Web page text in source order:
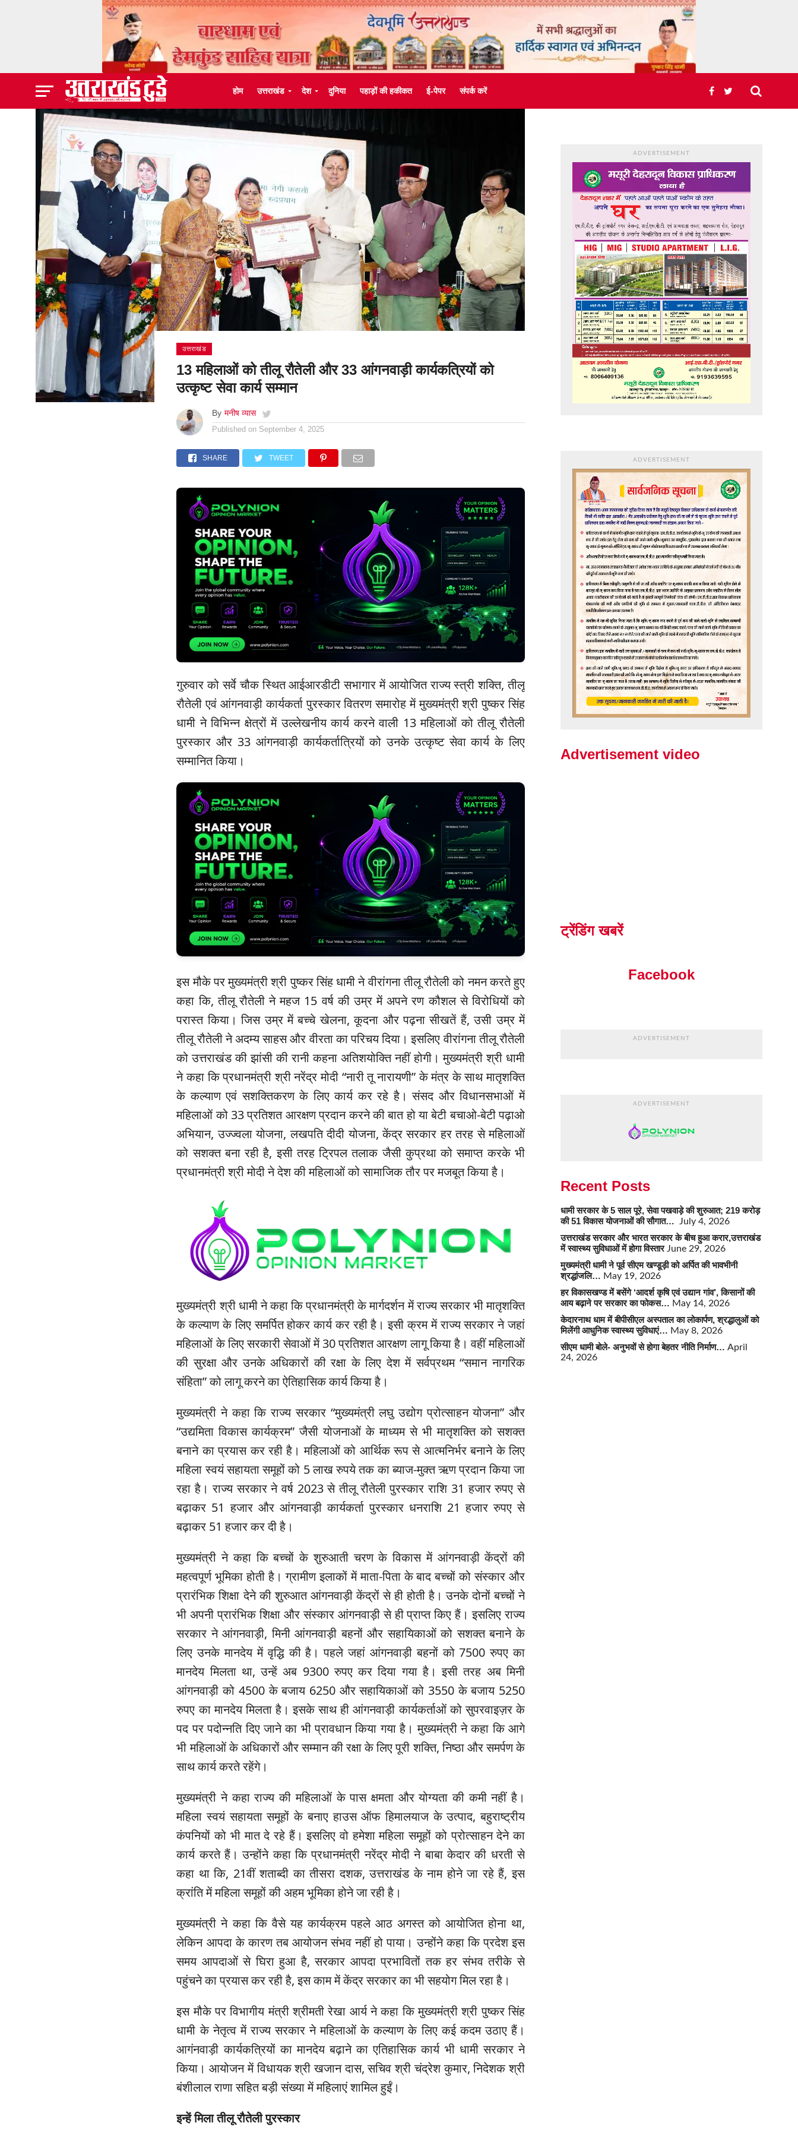
होम उत्तराखंड देश दुनिया पहाड़ों की हकीकत ई-पेपर संपर्क करें
उत्तराखंड
13 महिलाओं को तीलू रौतेली और 33 आंगनवाड़ी कार्यकत्रियों को
उत्कृष्ट सेवा कार्य सम्मान
By मनीष व्यास
Published on September 4, 2025
SHARE TWEET
गुरुवार को सर्वे चौक स्थित आईआरडीटी सभागार में आयोजित राज्य स्त्री शक्ति, तीलू
रौतेली एवं आंगनवाड़ी कार्यकर्ता पुरस्कार वितरण समारोह में मुख्यमंत्री श्री पुष्कर सिंह
धामी ने विभिन्न क्षेत्रों में उल्लेखनीय कार्य करने वाली 13 महिलाओं को तीलू रौतेली
पुरस्कार और 33 आंगनवाड़ी कार्यकर्तात्रियों को उनके उत्कृष्ट सेवा कार्य के लिए
सम्मानित किया।
इस मौके पर मुख्यमंत्री श्री पुष्कर सिंह धामी ने वीरांगना तीलू रौतेली को नमन करते हुए
कहा कि, तीलू रौतेली ने महज 15 वर्ष की उम्र में अपने रण कौशल से विरोधियों को
परास्त किया। जिस उम्र में बच्चे खेलना, कूदना और पढ़ना सीखतें हैं, उसी उम्र में
तीलू रौतेली ने अदम्य साहस और वीरता का परिचय दिया। इसलिए वीरांगना तीलू रौतेली
को उत्तराखंड की झांसी की रानी कहना अतिशयोक्ति नहीं होगी। मुख्यमंत्री श्री धामी
ने कहा कि प्रधानमंत्री श्री नरेंद्र मोदी “नारी तू नारायणी” के मंत्र के साथ मातृशक्ति
के कल्याण एवं सशक्तिकरण के लिए कार्य कर रहे है। संसद और विधानसभाओं में
महिलाओं को 33 प्रतिशत आरक्षण प्रदान करने की बात हो या बेटी बचाओ-बेटी पढ़ाओ
अभियान, उज्ज्वला योजना, लखपति दीदी योजना, केंद्र सरकार हर तरह से महिलाओं
को सशक्त बना रही है, इसी तरह ट्रिपल तलाक जैसी कुप्रथा को समाप्त करके भी
प्रधानमंत्री श्री मोदी ने देश की महिलाओं को सामाजिक तौर पर मजबूत किया है।
मुख्यमंत्री श्री धामी ने कहा कि प्रधानमंत्री के मार्गदर्शन में राज्य सरकार भी मातृशक्ति
के कल्याण के लिए समर्पित होकर कार्य कर रही है। इसी क्रम में राज्य सरकार ने जहां
महिलाओं के लिए सरकारी सेवाओं में 30 प्रतिशत आरक्षण लागू किया है। वहीं महिलाओं
की सुरक्षा और उनके अधिकारों की रक्षा के लिए देश में सर्वप्रथम “समान नागरिक
संहिता” को लागू करने का ऐतिहासिक कार्य किया है।
मुख्यमंत्री ने कहा कि राज्य सरकार “मुख्यमंत्री लघु उद्योग प्रोत्साहन योजना” और
“उद्यमिता विकास कार्यक्रम” जैसी योजनाओं के माध्यम से भी मातृशक्ति को सशक्त
बनाने का प्रयास कर रही है। महिलाओं को आर्थिक रूप से आत्मनिर्भर बनाने के लिए
महिला स्वयं सहायता समूहों को 5 लाख रुपये तक का ब्याज-मुक्त ऋण प्रदान किया जा
रहा है। राज्य सरकार ने वर्ष 2023 से तीलू रौतेली पुरस्कार राशि 31 हजार रुपए से
बढ़ाकर 51 हजार और आंगनवाड़ी कार्यकर्ता पुरस्कार धनराशि 21 हजार रुपए से
बढ़ाकर 51 हजार कर दी है।
मुख्यमंत्री ने कहा कि बच्चों के शुरुआती चरण के विकास में आंगनवाड़ी केंद्रों की
महत्वपूर्ण भूमिका होती है। ग्रामीण इलाकों में माता-पिता के बाद बच्चों को संस्कार और
प्रारंभिक शिक्षा देने की शुरुआत आंगनवाड़ी केंद्रों से ही होती है। उनके दोनों बच्चों ने
भी अपनी प्रारंभिक शिक्षा और संस्कार आंगनवाड़ी से ही प्राप्त किए हैं। इसलिए राज्य
सरकार ने आंगनवाड़ी, मिनी आंगनवाड़ी बहनों और सहायिकाओं को सशक्त बनाने के
लिए उनके मानदेय में वृद्धि की है। पहले जहां आंगनवाड़ी बहनों को 7500 रुपए का
मानदेय मिलता था, उन्हें अब 9300 रुपए कर दिया गया है। इसी तरह अब मिनी
आंगनवाड़ी को 4500 के बजाय 6250 और सहायिकाओं को 3550 के बजाय 5250
रुपए का मानदेय मिलता है। इसके साथ ही आंगनवाड़ी कार्यकर्ताओं को सुपरवाइज़र के
पद पर पदोन्नति दिए जाने का भी प्रावधान किया गया है। मुख्यमंत्री ने कहा कि आगे
भी महिलाओं के अधिकारों और सम्मान की रक्षा के लिए पूरी शक्ति, निष्ठा और समर्पण के
साथ कार्य करते रहेंगे।
मुख्यमंत्री ने कहा राज्य की महिलाओं के पास क्षमता और योग्यता की कमी नहीं है।
महिला स्वयं सहायता समूहों के बनाए हाउस ऑफ हिमालयाज के उत्पाद, बहुराष्ट्रीय
कंपनियों को भी मात दे रहे हैं। इसलिए वो हमेशा महिला समूहों को प्रोत्साहन देने का
कार्य करते हैं। उन्होंने कहा कि प्रधानमंत्री नरेंद्र मोदी ने बाबा केदार की धरती से
कहा था कि, 21वीं शताब्दी का तीसरा दशक, उत्तराखंड के नाम होने जा रहे हैं, इस
क्रांति में महिला समूहों की अहम भूमिका होने जा रही है।
मुख्यमंत्री ने कहा कि वैसे यह कार्यक्रम पहले आठ अगस्त को आयोजित होना था,
लेकिन आपदा के कारण तब आयोजन संभव नहीं हो पाया। उन्होंने कहा कि प्रदेश इस
समय आपदाओं से घिरा हुआ है, सरकार आपदा प्रभावितों तक हर संभव तरीके से
पहुंचने का प्रयास कर रही है, इस काम में केंद्र सरकार का भी सहयोग मिल रहा है।
इस मौके पर विभागीय मंत्री श्रीमती रेखा आर्य ने कहा कि मुख्यमंत्री श्री पुष्कर सिंह
धामी के नेतृत्व में राज्य सरकार ने महिलाओं के कल्याण के लिए कई कदम उठाए हैं।
आगंनवाड़ी कार्यकत्रियों का मानदेय बढ़ाने का एतिहासिक कार्य भी धामी सरकार ने
किया। आयोजन में विधायक श्री खजान दास, सचिव श्री चंद्रेश कुमार, निदेशक श्री
बंशीलाल राणा सहित बड़ी संख्या में महिलाएं शामिल हुईं।
इन्हें मिला तीलू रौतेली पुरस्कार
ADVERTISEMENT
ADVERTISEMENT
Advertisement video
ट्रेंडिंग खबरें
Facebook
ADVERTISEMENT
ADVERTISEMENT
Recent Posts
धामी सरकार के 5 साल पूरे, सेवा पखवाड़े की शुरुआत; 219 करोड़
की 51 विकास योजनाओं की सौगात… July 4, 2026
उत्तराखंड सरकार और भारत सरकार के बीच हुआ करार,उत्तराखंड
में स्वास्थ्य सुविधाओं में होगा विस्तार June 29, 2026
मुख्यमंत्री धामी ने पूर्व सीएम खण्डूड़ी को अर्पित की भावभीनी
श्रद्धांजलि… May 19, 2026
हर विकासखण्ड में बसेंगे ‘आदर्श कृषि एवं उद्यान गांव’, किसानों की
आय बढ़ाने पर सरकार का फोकस… May 14, 2026
केदारनाथ धाम में बीपीसीएल अस्पताल का लोकार्पण, श्रद्धालुओं को
मिलेंगी आधुनिक स्वास्थ्य सुविधाएं… May 8, 2026
सीएम धामी बोले- अनुभवों से होगा बेहतर नीति निर्माण… April
24, 2026